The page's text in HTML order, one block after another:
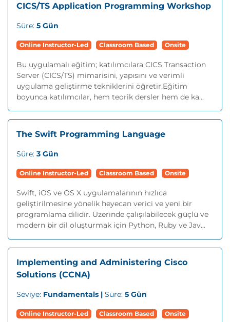
CICS/TS Application Programming Workshop
Süre: 5 Gün
Online Instructor-Led Classroom Based Onsite
Bu uygulamalı eğitim; katılımcılara CICS Transaction
Server (CICS/TS) mimarisini, yapısını ve verimli
uygulama geliştirme tekniklerini öğretir.Eğitim
boyunca katılımcılar, hem teorik dersler hem de ka...
The Swift Programming Language
Süre: 3 Gün
Online Instructor-Led Classroom Based Onsite
Swift, iOS ve OS X uygulamalarının hızlıca
geliştirilmesine yönelik heyecan verici ve yeni bir
programlama dilidir. Üzerinde çalışılabilecek güçlü ve
modern bir dil oluşturmak için Python, Ruby ve Jav...
Implementing and Administering Cisco
Solutions (CCNA)
Seviye: Fundamentals | Süre: 5 Gün
Online Instructor-Led Classroom Based Onsite